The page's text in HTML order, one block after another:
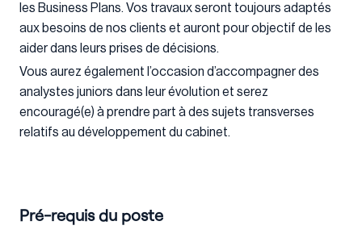
les Business Plans. Vos travaux seront toujours adaptés
aux besoins de nos clients et auront pour objectif de les
aider dans leurs prises de décisions.
Vous aurez également l’occasion d’accompagner des
analystes juniors dans leur évolution et serez
encouragé(e) à prendre part à des sujets transverses
relatifs au développement du cabinet.
Pré-requis du poste